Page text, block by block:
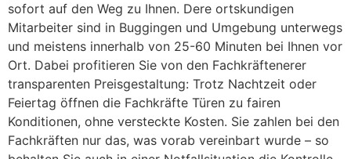
sofort auf den Weg zu Ihnen. Dere ortskundigen
Mitarbeiter sind in Buggingen und Umgebung unterwegs
und meistens innerhalb von 25-60 Minuten bei Ihnen vor
Ort. Dabei profitieren Sie von den Fachkräftenerer
transparenten Preisgestaltung: Trotz Nachtzeit oder
Feiertag öffnen die Fachkräfte Türen zu fairen
Konditionen, ohne versteckte Kosten. Sie zahlen bei den
Fachkräften nur das, was vorab vereinbart wurde – so